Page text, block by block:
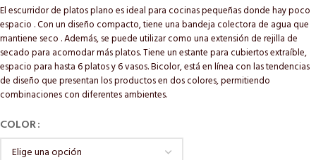
El escurridor de platos plano es ideal para cocinas pequeñas donde hay poco
espacio . Con un diseño compacto, tiene una bandeja colectora de agua que
mantiene seco . Además, se puede utilizar como una extensión de rejilla de
secado para acomodar más platos. Tiene un estante para cubiertos extraíble,
espacio para hasta 6 platos y 6 vasos. Bicolor, está en línea con las tendencias
de diseño que presentan los productos en dos colores, permitiendo
combinaciones con diferentes ambientes.
COLOR